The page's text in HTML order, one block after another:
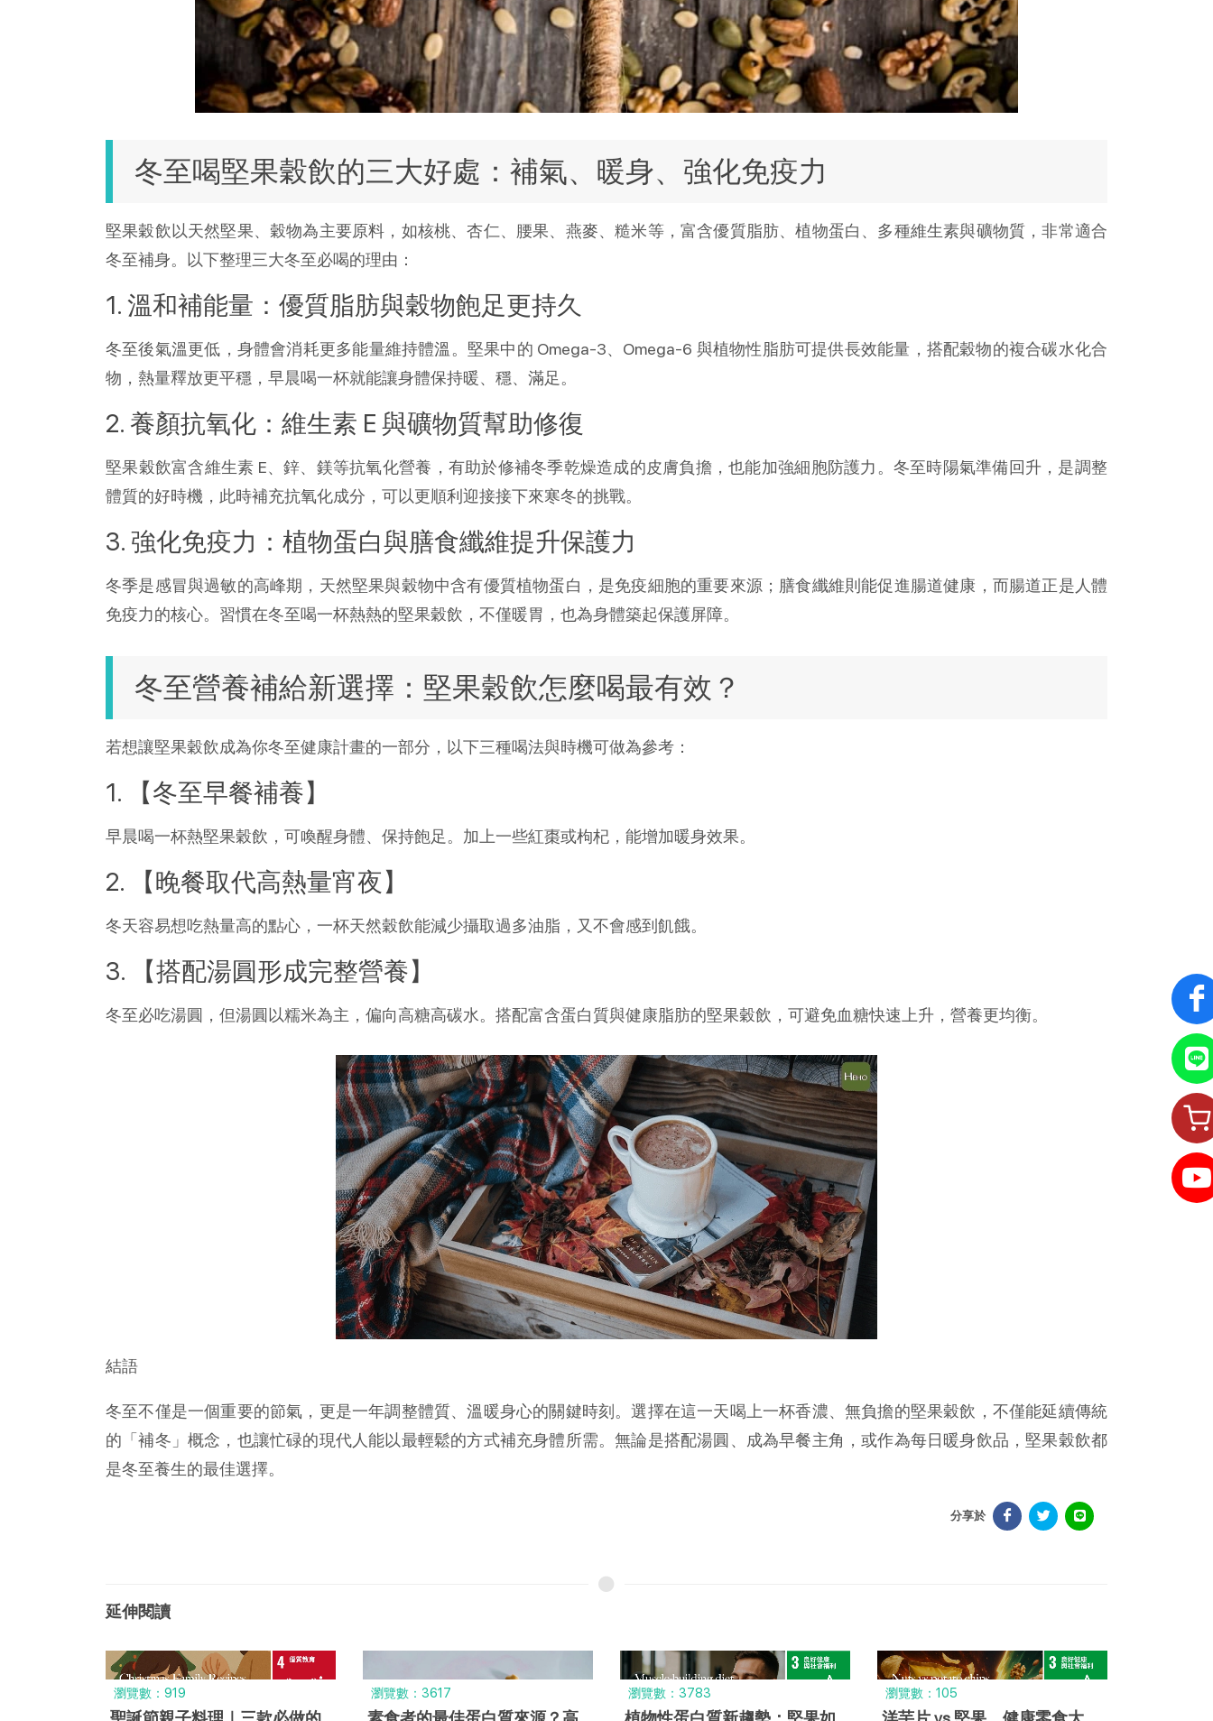
冬至喝堅果穀飲的三大好處：補氣、暖身、強化免疫力
堅果穀飲以天然堅果、穀物為主要原料，如核桃、杏仁、腰果、燕麥、糙米等，富含優質脂肪、植物蛋白、多種維生素與礦物質，非常適合
冬至補身。以下整理三大冬至必喝的理由：
1. 溫和補能量：優質脂肪與穀物飽足更持久
冬至後氣溫更低，身體會消耗更多能量維持體溫。堅果中的 Omega-3、Omega-6 與植物性脂肪可提供長效能量，搭配穀物的複合碳水化合
物，熱量釋放更平穩，早晨喝一杯就能讓身體保持暖、穩、滿足。
2. 養顏抗氧化：維生素 E 與礦物質幫助修復
堅果穀飲富含維生素 E、鋅、鎂等抗氧化營養，有助於修補冬季乾燥造成的皮膚負擔，也能加強細胞防護力。冬至時陽氣準備回升，是調整
體質的好時機，此時補充抗氧化成分，可以更順利迎接接下來寒冬的挑戰。
3. 強化免疫力：植物蛋白與膳食纖維提升保護力
冬季是感冒與過敏的高峰期，天然堅果與穀物中含有優質植物蛋白，是免疫細胞的重要來源；膳食纖維則能促進腸道健康，而腸道正是人體
免疫力的核心。習慣在冬至喝一杯熱熱的堅果穀飲，不僅暖胃，也為身體築起保護屏障。
冬至營養補給新選擇：堅果穀飲怎麼喝最有效？
若想讓堅果穀飲成為你冬至健康計畫的一部分，以下三種喝法與時機可做為參考：
1. 【冬至早餐補養】
早晨喝一杯熱堅果穀飲，可喚醒身體、保持飽足。加上一些紅棗或枸杞，能增加暖身效果。
2. 【晚餐取代高熱量宵夜】
冬天容易想吃熱量高的點心，一杯天然穀飲能減少攝取過多油脂，又不會感到飢餓。
3. 【搭配湯圓形成完整營養】
冬至必吃湯圓，但湯圓以糯米為主，偏向高糖高碳水。搭配富含蛋白質與健康脂肪的堅果穀飲，可避免血糖快速上升，營養更均衡。
結語
冬至不僅是一個重要的節氣，更是一年調整體質、溫暖身心的關鍵時刻。選擇在這一天喝上一杯香濃、無負擔的堅果穀飲，不僅能延續傳統
的「補冬」概念，也讓忙碌的現代人能以最輕鬆的方式補充身體所需。無論是搭配湯圓、成為早餐主角，或作為每日暖身飲品，堅果穀飲都
是冬至養生的最佳選擇。
分享於
延伸閱讀
瀏覽數：919 瀏覽數：3617 瀏覽數：3783 瀏覽數：105